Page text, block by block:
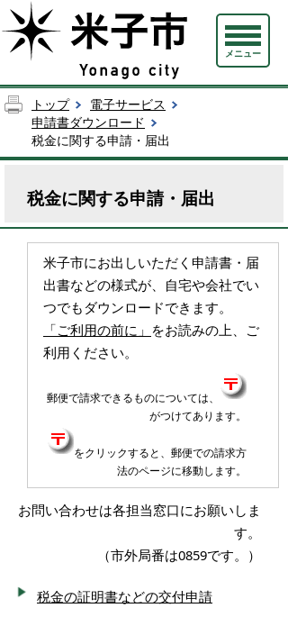
メニュー
トップ
電子サービス
申請書ダウンロード
税金に関する申請・届出
税金に関する申請・届出
米子市にお出しいただく申請書・届
出書などの様式が、自宅や会社でい
つでもダウンロードできます。
「ご利用の前に」 をお読みの上、ご
利用ください。
郵便で請求できるものについては、
がつけてあります。
をクリックすると、郵便での請求方
法のページに移動します。
お問い合わせは各担当窓口にお願いしま
す。
（市外局番は0859です。）
税金の証明書などの交付申請